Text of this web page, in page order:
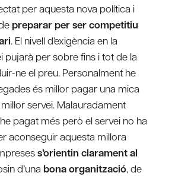
per aquesta nova política i
preparar per ser competitiu
. El nivell d’exigència en la
pujarà per sobre fins i tot de la
ne el preu. Personalment he
és millor pagar una mica
servei. Malauradament
pagat més però el servei no ha
aconseguir aquesta millora
s’orientin clarament al
d’una bona organització, de